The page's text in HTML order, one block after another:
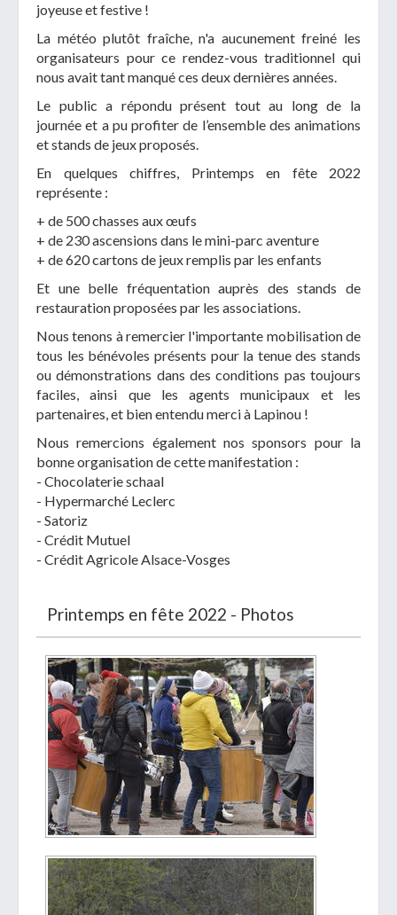
joyeuse et festive !
La météo plutôt fraîche, n'a aucunement freiné les
organisateurs pour ce rendez-vous traditionnel qui
nous avait tant manqué ces deux dernières années.
Le public a répondu présent tout au long de la
journée et a pu profiter de l’ensemble des animations
et stands de jeux proposés.
En quelques chiffres, Printemps en fête 2022
représente :
+ de 500 chasses aux œufs
+ de 230 ascensions dans le mini-parc aventure
+ de 620 cartons de jeux remplis par les enfants
Et une belle fréquentation auprès des stands de
restauration proposées par les associations.
Nous tenons à remercier l'importante mobilisation de
tous les bénévoles présents pour la tenue des stands
ou démonstrations dans des conditions pas toujours
faciles, ainsi que les agents municipaux et les
partenaires, et bien entendu merci à Lapinou !
Nous remercions également nos sponsors pour la
bonne organisation de cette manifestation :
- Chocolaterie schaal
- Hypermarché Leclerc
- Satoriz
- Crédit Mutuel
- Crédit Agricole Alsace-Vosges
Printemps en fête 2022 - Photos